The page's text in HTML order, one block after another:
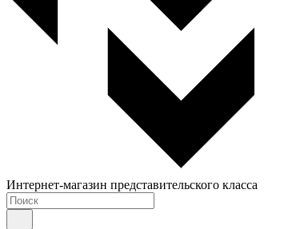
Интернет-магазин представительского класса